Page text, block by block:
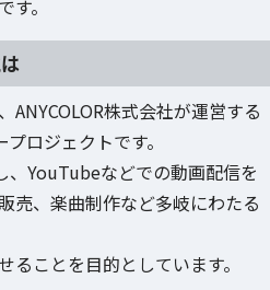
。
ANYCOLOR株式会社が運営する
ロジェクトです。
YouTubeなどでの動画配信を
売、楽曲制作など多岐にわたる
ことを目的としています。